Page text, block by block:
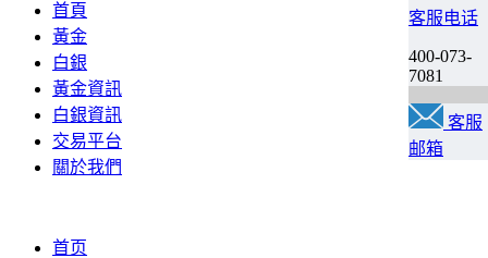
首頁
黃金
白銀
黃金資訊
白銀資訊
交易平台
關於我們
首页
客服电话
400-073-
7081
客服
邮箱